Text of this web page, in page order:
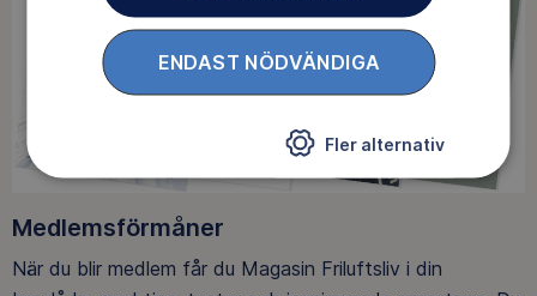
Medlemsförmåner
När du blir medlem får du Magasin Friluftsliv i din
ENDAST NÖDVÄNDIGA
Fler alternativ